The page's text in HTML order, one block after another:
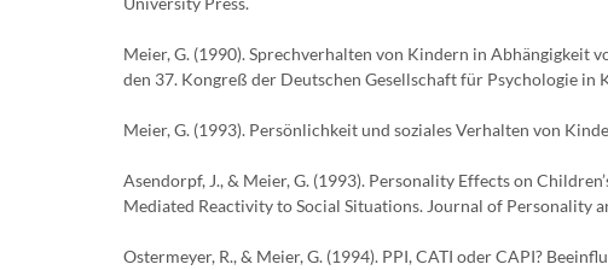
Meier, G. (1990). Sprechverhalten von Kindern in Abhängigkeit
den 37. Kongreß der Deutschen Gesellschaft für Psychologie in
Meier, G. (1993). Persönlichkeit und soziales Verhalten von
Asendorpf, J., & Meier, G. (1993). Personality Effects on
Mediated Reactivity to Social Situations. Journal of Personality
Ostermeyer, R., & Meier, G. (1994). PPI, CATI oder CAPI?